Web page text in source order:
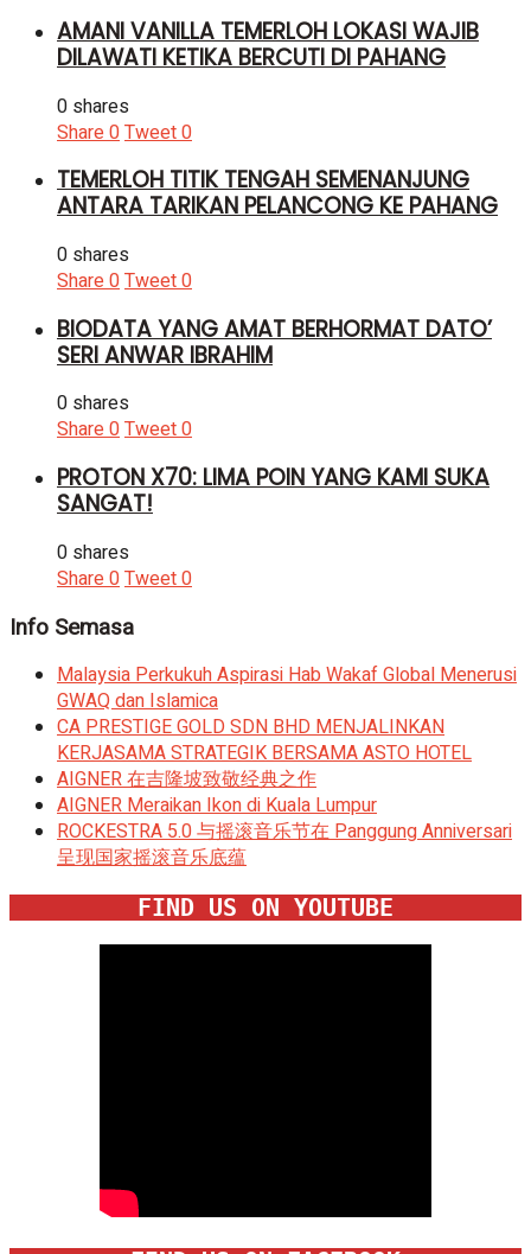
AMANI VANILLA TEMERLOH LOKASI WAJIB
DILAWATI KETIKA BERCUTI DI PAHANG
0 shares
Share0Tweet0
TEMERLOH TITIK TENGAH SEMENANJUNG
ANTARA TARIKAN PELANCONG KE PAHANG
0 shares
Share0Tweet0
BIODATA YANG AMAT BERHORMAT DATO’
SERI ANWAR IBRAHIM
0 shares
Share0Tweet0
PROTON X70: LIMA POIN YANG KAMI SUKA
SANGAT!
0 shares
Share0Tweet0
Info Semasa
Malaysia Perkukuh Aspirasi Hab Wakaf Global Menerusi
GWAQ dan Islamica
CA PRESTIGE GOLD SDN BHD MENJALINKAN
KERJASAMA STRATEGIK BERSAMA ASTO HOTEL
AIGNER 在吉隆坡致敬经典之作
AIGNER Meraikan Ikon di Kuala Lumpur
ROCKESTRA 5.0 与摇滚音乐节在 Panggung Anniversari
呈现国家摇滚音乐底蕴
FIND US ON YOUTUBE